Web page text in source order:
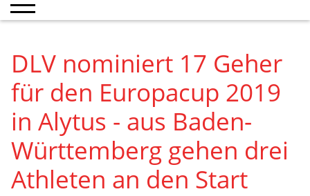
DLV nominiert 17 Geher
für den Europacup 2019
in Alytus - aus Baden-
Württemberg gehen drei
Athleten an den Start